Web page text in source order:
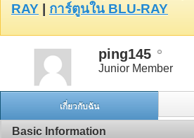
RAY
การ์ตูนใน BLU-RAY
ping145
Junior Member
เกี่ยวกับฉัน
Basic Information